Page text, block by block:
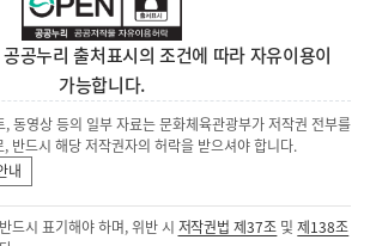
공누리 출처표시의 조건에 따라 자유이용이
가능합니다.
동영상 등의 일부 자료는 문화체육관광부가 저작권 전부를
반드시 해당 저작권자의 허락을 받으셔야 합니다.
내
드시 표기해야 하며, 위반 시 저작권법 제37조 및제138조